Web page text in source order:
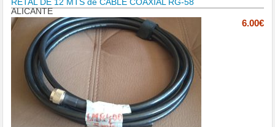
ALICANTE
6.00€